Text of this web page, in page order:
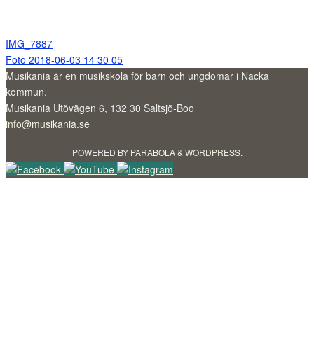
IMG_7887
Foto 2018-06-03 14 30 05
Musikania är en musikskola för barn och ungdomar i Nacka
kommun.
Musikania Utövägen 6, 132 30 Saltsjö-Boo
info@musikania.se
POWERED BY PARABOLA& WORDPRESS.